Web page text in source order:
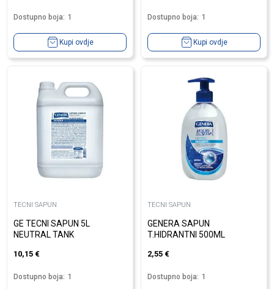
Dostupno boja: 1
Kupi ovdje
Dostupno boja: 1
Kupi ovdje
TECNI SAPUN
GE TECNI SAPUN 5L
NEUTRAL TANK
10,15 €
Dostupno boja: 1
TECNI SAPUN
GENERA SAPUN
T.HIDRANTNI 500ML
2,55 €
Dostupno boja: 1